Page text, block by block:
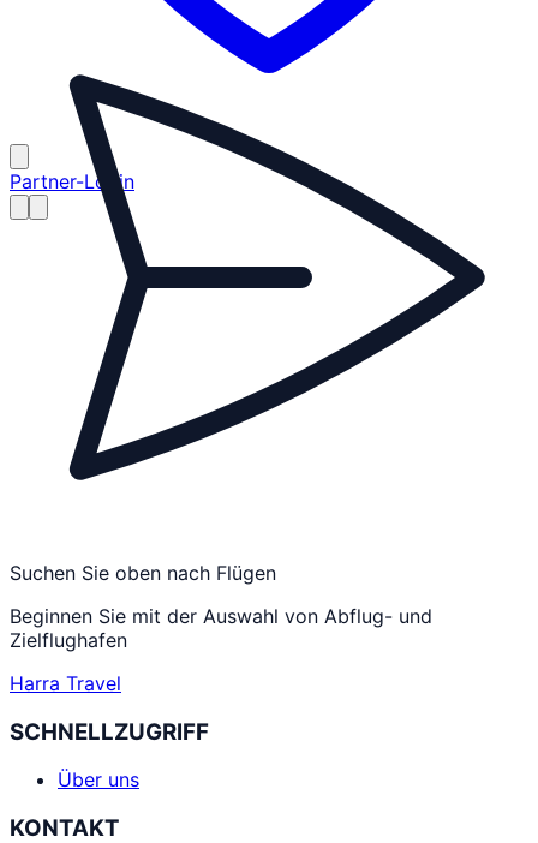
Partner-Login
Suchen Sie oben nach Flügen
Beginnen Sie mit der Auswahl von Abflug- und
Zielflughafen
Harra Travel
SCHNELLZUGRIFF
Über uns
KONTAKT